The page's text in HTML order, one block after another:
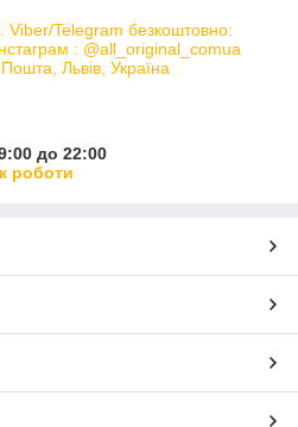
Telegram безкоштовно:
: @all_original_comua
Львів, Україна
до 22:00
роботи